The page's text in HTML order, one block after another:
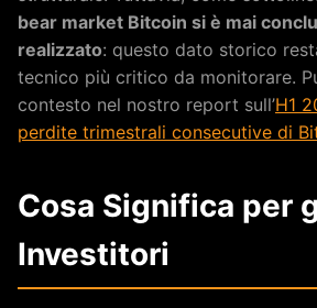
bear market Bitcoin si è mai
realizzato: questo dato storico
tecnico più critico da monitorare.
contesto nel nostro report sull’H1
perdite trimestrali consecutive di
Cosa Significa per
Investitori